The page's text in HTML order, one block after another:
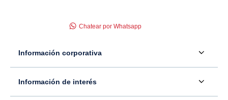
Información corporativa
Información para inversionistas
Información de interés
Chatear por Whatsapp